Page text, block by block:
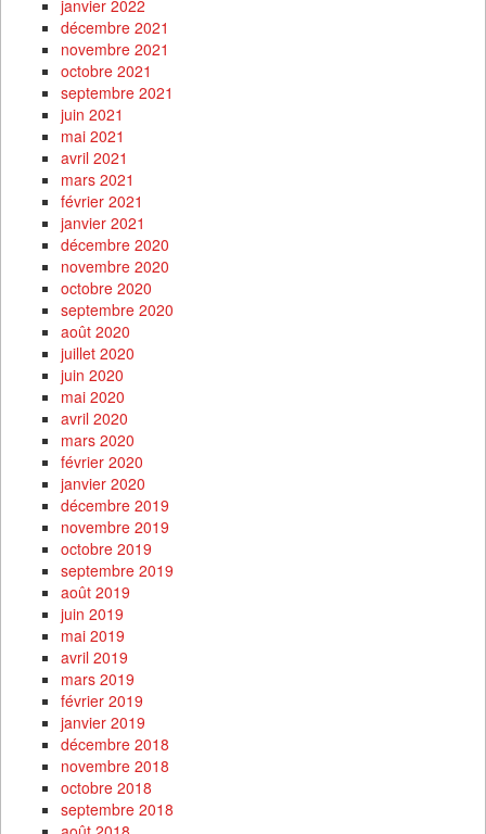
janvier 2022
décembre 2021
novembre 2021
octobre 2021
septembre 2021
juin 2021
mai 2021
avril 2021
mars 2021
février 2021
janvier 2021
décembre 2020
novembre 2020
octobre 2020
septembre 2020
août 2020
juillet 2020
juin 2020
mai 2020
avril 2020
mars 2020
février 2020
janvier 2020
décembre 2019
novembre 2019
octobre 2019
septembre 2019
août 2019
juin 2019
mai 2019
avril 2019
mars 2019
février 2019
janvier 2019
décembre 2018
novembre 2018
octobre 2018
septembre 2018